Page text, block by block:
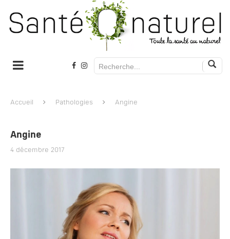
Accueil Pathologies Angine
Angine
4 décembre 2017